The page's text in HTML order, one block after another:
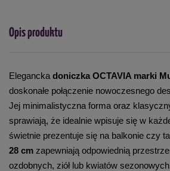
Opis produktu
Elegancka doniczka OCTAVIA marki
doskonałe połączenie nowoczesnego
Jej minimalistyczna forma oraz
sprawiają, że idealnie wpisuje się w
świetnie prezentuje się na balkonie czy
28 cm zapewniają odpowiednią
ozdobnych, ziół lub kwiatów